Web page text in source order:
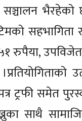
भैरहेको
सहभागिता
रुपैया,
ट्रफी समेत
साथै